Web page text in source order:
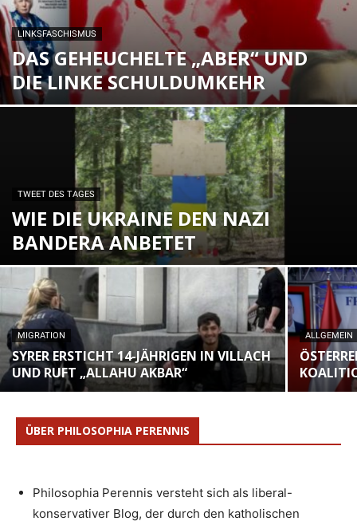
LINKSFASCHISMUS
DAS GEHEUCHELTE „ABER“ UND
DIE LINKE SCHULDUMKEHR
TWEET DES TAGES
WIE DIE UKRAINE DEN NAZI
BANDERA ANBETET
MIGRATION
SYRER ERSTICHT 14-JÄHRIGEN IN VILLACH
UND RUFT „ALLAHU AKBAR“
ALLGEMEIN
ÜBER PHILOSOPHIA PERENNIS
Philosophia Perennis versteht sich als liberal-
konservativer Blog, der durch den katholischen